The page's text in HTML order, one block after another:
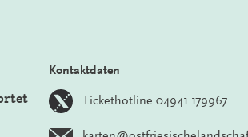
Kontaktdaten
Tickethotline 04941 179967